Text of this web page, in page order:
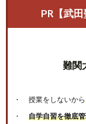
武蔵野音楽大
PR【武
難関
授業をしないから
自学自習を徹底